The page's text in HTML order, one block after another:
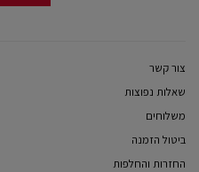
צור קשר
שאלות נפוצות
משלוחים
ביטול הזמנה
החזרות והחלפות